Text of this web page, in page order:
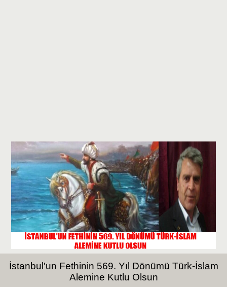
İstanbul'un Fethinin 569. Yıl Dönümü Türk-İslam
Alemine Kutlu Olsun